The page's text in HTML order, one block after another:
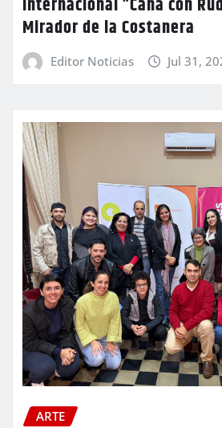
internacional “Caña con
Mirador de la Costanera
Editor Noticias Jul 31,
ARTE